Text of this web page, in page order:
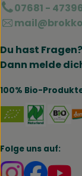
07681 -
Du hast Fragen?
Dann melde
100% Bio-
Folge uns auf:
Externer